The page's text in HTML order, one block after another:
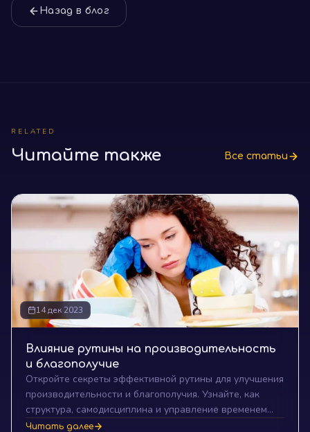
Назад в блог
RELATED
Читайте также Все статьи
14 дек 2023
Влияние рутины на производительность
и благополучие
Откройте секреты эффективной рутины для улучшения
производительности и благополучия. Узнайте, как
структура, самодисциплина и управление временем
могут помочь вам достигать целей и способствовать
Читать далее